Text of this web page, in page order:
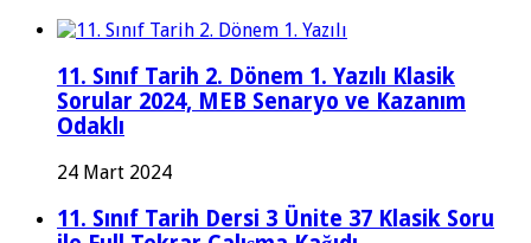
11. Sınıf Tarih 2. Dönem 1. Yazılı Klasik
Sorular 2024, MEB Senaryo ve Kazanım
Odaklı
24 Mart 2024
11. Sınıf Tarih Dersi 3 Ünite 37 Klasik Soru